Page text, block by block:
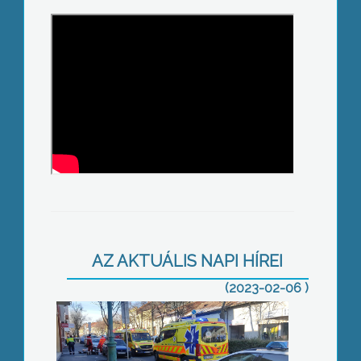
AZ AKTUÁLIS NAPI HÍREI
(2023-02-06 )
nő életét